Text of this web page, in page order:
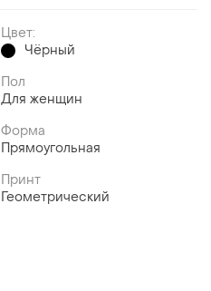
Цвет:
Чёрный
Пол
Для женщин
Форма
Прямоугольная
Принт
Геометрический